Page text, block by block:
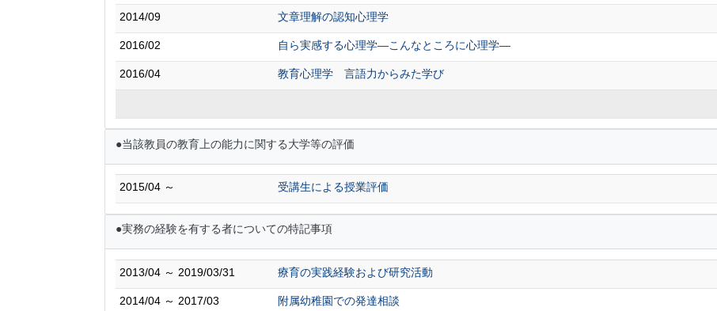
2014/09 文章理解の認知心理学
2016/02 自ら実感する心理学―こんなところに心理学―
2016/04 教育心理学 言語力からみた学び
●当該教員の教育上の能力に関する大学等の評価
2015/04 ～ 受講生による授業評価
●実務の経験を有する者についての特記事項
2013/04 ～ 2019/03/31 療育の実践経験および研究活動
2014/04 ～ 2017/03 附属幼稚園での発達相談